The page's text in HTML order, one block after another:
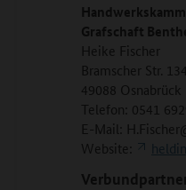
Grafschaft
Heike Fischer
Bramscher Str.
49088 Osnabrück
Telefon: 0541
E-Mail:
Website: